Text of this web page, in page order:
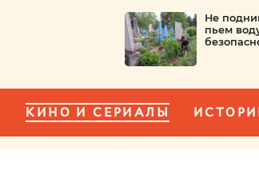
Не
пьем
КИНО И СЕРИАЛЫ